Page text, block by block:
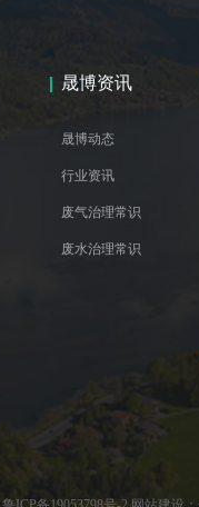
晟博资讯
晟博动态
行业资讯
废气治理常识
废水治理常识